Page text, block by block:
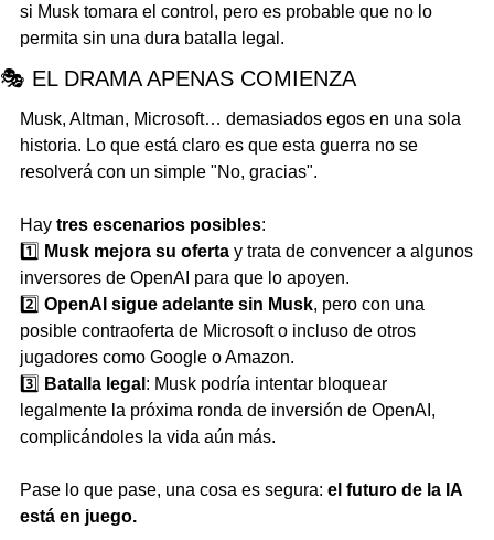
si Musk tomara el control, pero es probable que no lo
permita sin una dura batalla legal.
🎭 EL DRAMA APENAS COMIENZA
Musk, Altman, Microsoft… demasiados egos en una sola
historia. Lo que está claro es que esta guerra no se
resolverá con un simple "No, gracias".
Hay tres escenarios posibles:
1️⃣ Musk mejora su oferta y trata de convencer a algunos
inversores de OpenAI para que lo apoyen.
2️⃣ OpenAI sigue adelante sin Musk, pero con una
posible contraoferta de Microsoft o incluso de otros
jugadores como Google o Amazon.
3️⃣ Batalla legal : Musk podría intentar bloquear
legalmente la próxima ronda de inversión de OpenAI,
complicándoles la vida aún más.
Pase lo que pase, una cosa es segura: el futuro de la IA
está en juego.